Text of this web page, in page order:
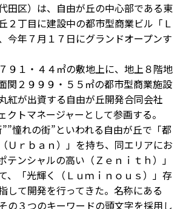
田区）は、自由が丘の中心部である東
２丁目に建設中の都市型商業ビル「Ｌ
今年７月１７日にグランドオープンす
９１・４４㎡の敷地上に、地上８階地
関２９９９・５５㎡の都市型商業施設
紅が出資する自由が丘開発合同会社
クトマネージャーとして参画する。
憧れの街”といわれる自由が丘で「都
Ｕｒｂａｎ）」を持ち、同エリアにお
テンシャルの高い（Ｚｅｎｉｔｈ）」
、「光輝く（Ｌｕｍｉｎｏｕｓ）」存
して開発を行ってきた。名称にある
の３つのキーワードの頭文字を採用し